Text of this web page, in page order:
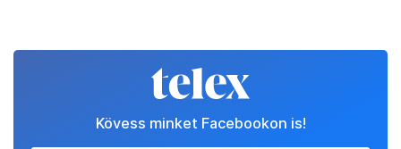
Kövess minket Facebookon is!